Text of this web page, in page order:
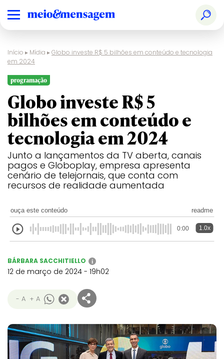
Início ▸ Mídia ▸Globo investe R$ 5 bilhões em conteúdo e tecnologia
em 2024
programação
Globo investe R$ 5
bilhões em conteúdo e
tecnologia em 2024
Junto a lançamentos da TV aberta, canais
pagos e Globoplay, empresa apresenta
cenário de telejornais, que conta com
recursos de realidade aumentada
ouça este conteúdo readme
0:00 1.0x
BÁRBARA SACCHITIELLO i
12 de março de 2024 - 19h02
- A + A